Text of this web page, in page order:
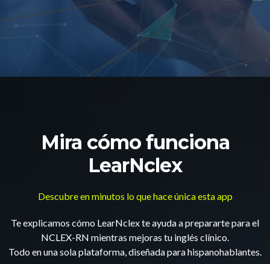
Mira cómo funciona
LearNclex
Descubre en minutos lo que hace única esta app
Te explicamos cómo LearNclex te ayuda a prepararte para el
NCLEX-RN mientras mejoras tu inglés clínico.
Todo en una sola plataforma, diseñada para hispanohablantes.